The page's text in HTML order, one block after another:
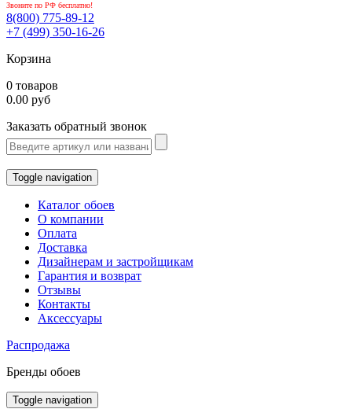
Звоните по РФ бесплатно!
8(800) 775-89-12
+7 (499) 350-16-26
Корзина
0 товаров
0.00 руб
Заказать обратный звонок
Toggle navigation
Каталог обоев
О компании
Оплата
Доставка
Дизайнерам и застройщикам
Гарантия и возврат
Отзывы
Контакты
Аксессуары
Распродажа
Бренды обоев
Toggle navigation